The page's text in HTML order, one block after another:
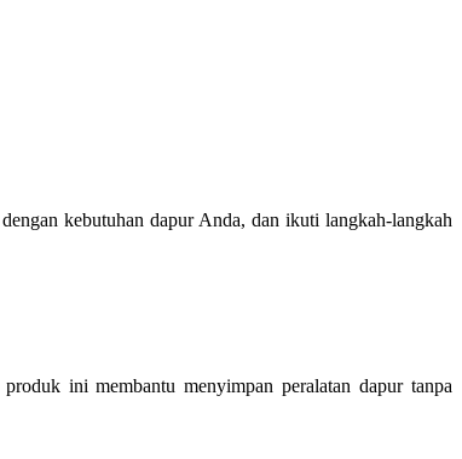
kebutuhan dapur Anda, dan ikuti langkah-langkah
ini membantu menyimpan peralatan dapur tanpa